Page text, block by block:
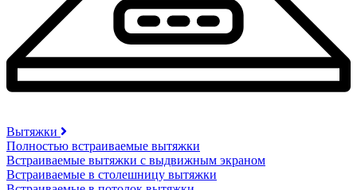
Вытяжки
Полностью встраиваемые вытяжки
Встраиваемые вытяжки с выдвижным экраном
Встраиваемые в столешницу вытяжки